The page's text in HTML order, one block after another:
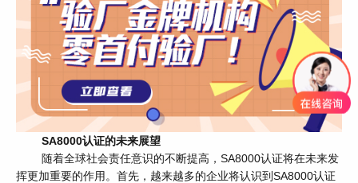
SA8000认证的未来展望
随着全球社会责任意识的不断提高，SA8000认证将在未来发
挥更加重要的作用。首先，越来越多的企业将认识到SA8000认证